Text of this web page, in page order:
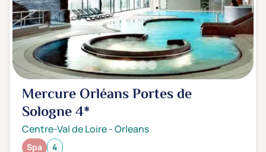
Mercure Orléans Portes de
Sologne4*
Centre-Val de Loire-Orleans
Spa 4